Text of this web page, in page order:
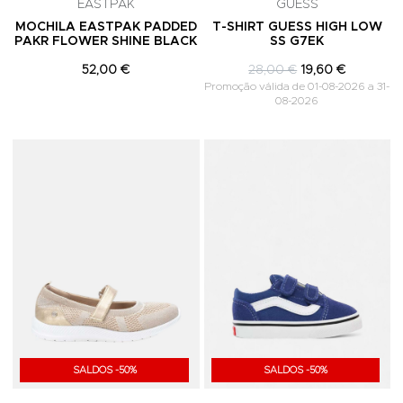
EASTPAK
MOCHILA EASTPAK PADDED
PAKR FLOWER SHINE BLACK
52,00 €
GUESS
T-SHIRT GUESS HIGH LOW
SS G7EK
28,00 € 19,60 €
Promoção válida de 01-08-2026 a 31-
08-2026
SALDOS -50% SALDOS -50%